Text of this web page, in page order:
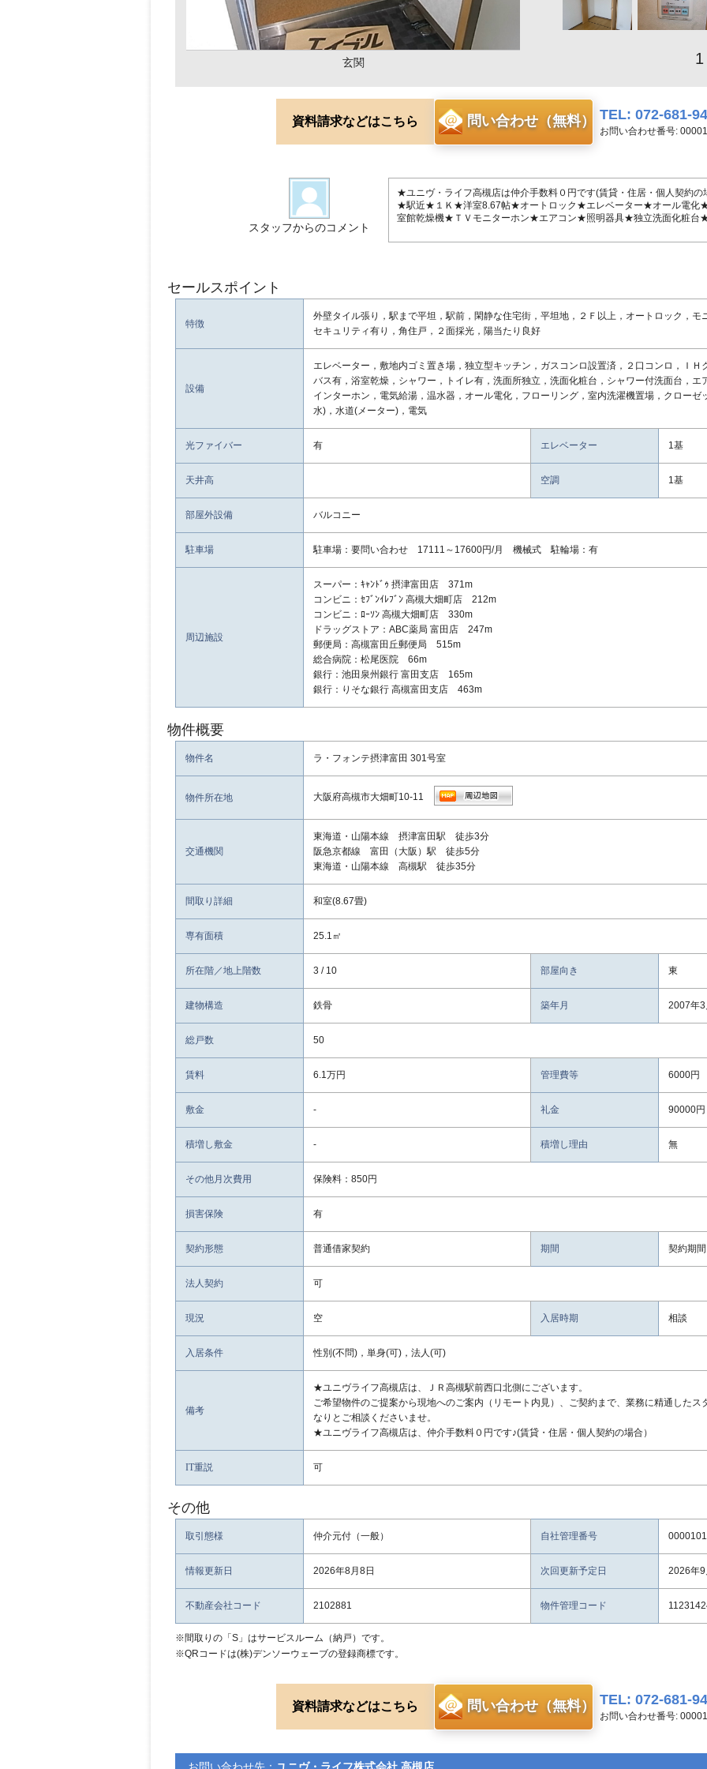
玄関
資料請求などはこちら 問い合わせ（無料） TEL: 072-681-
お問い合わせ番号:
スタッフからのコメント
★ユニヴ・ライフ高槻店は仲介手数料０円です(賃貸・住居・個人契約の
★駅近★１Ｋ★洋室8.67帖★オートロック★エレベーター★オール電化
室館乾燥機★ＴＶモニターホン★エアコン★照明器具★独立洗面化粧台
セールスポイント
特徴
外壁タイル張り，駅まで平坦，駅前，閑静な住宅街，平坦地，２Ｆ以上，オートロック，
セキュリティ有り，角住戸，２面採光，陽当たり良好
設備
エレベーター，敷地内ゴミ置き場，独立型キッチン，ガスコンロ設置済，２口コンロ，Ｉ
バス有，浴室乾燥，シャワー，トイレ有，洗面所独立，洗面化粧台，シャワー付洗面台，
インターホン，電気給湯，温水器，オール電化，フローリング，室内洗濯機置場，クロー
水)，水道(メーター)，電気
光ファイバー 有 エレベーター 1基
天井高 空調 1基
部屋外設備 バルコニー
駐車場 駐車場：要問い合わせ 17111～17600円/月 機械式 駐輪場：有
周辺施設
スーパー：ｷｬﾝﾄﾞｩ 摂津富田店 371m
コンビニ：ｾﾌﾞﾝｲﾚﾌﾞﾝ 高槻大畑町店 212m
コンビニ：ﾛｰｿﾝ 高槻大畑町店 330m
ドラッグストア：ABC薬局 富田店 247m
郵便局：高槻富田丘郵便局 515m
総合病院：松尾医院 66m
銀行：池田泉州銀行 富田支店 165m
銀行：りそな銀行 高槻富田支店 463m
物件概要
物件名 ラ・フォンテ摂津富田 301号室
物件所在地 大阪府高槻市大畑町10-11
交通機関
東海道・山陽本線 摂津富田駅 徒歩3分
阪急京都線 富田（大阪）駅 徒歩5分
東海道・山陽本線 高槻駅 徒歩35分
間取り詳細 和室(8.67畳)
専有面積 25.1㎡
所在階／地上階数 3 / 10 部屋向き 東
建物構造 鉄骨 築年月 2007年3
総戸数 50
賃料 6.1万円 管理費等 6000円
敷金 - 礼金 90000円
積増し敷金 - 積増し理由 無
その他月次費用 保険料：850円
損害保険 有
契約形態 普通借家契約 期間 契約期
法人契約 可
現況 空 入居時期 相談
入居条件 性別(不問)，単身(可)，法人(可)
備考
★ユニヴライフ高槻店は、ＪＲ高槻駅前西口北側にございます。
ご希望物件のご提案から現地へのご案内（リモート内見）、ご契約まで、業務に精通した
なりとご相談くださいませ。
★ユニヴライフ高槻店は、仲介手数料０円です♪(賃貸・住居・個人契約の場合）
IT重説 可
その他
取引態様 仲介元付（一般） 自社管理番号
情報更新日 2026年8月8日 次回更新予定日 2026年
不動産会社コード 2102881 物件管理コード
※間取りの「S」はサービスルーム（納戸）です。
※QRコードは(株)デンソーウェーブの登録商標です。
資料請求などはこちら 問い合わせ（無料） TEL: 072-681-
お問い合わせ番号: